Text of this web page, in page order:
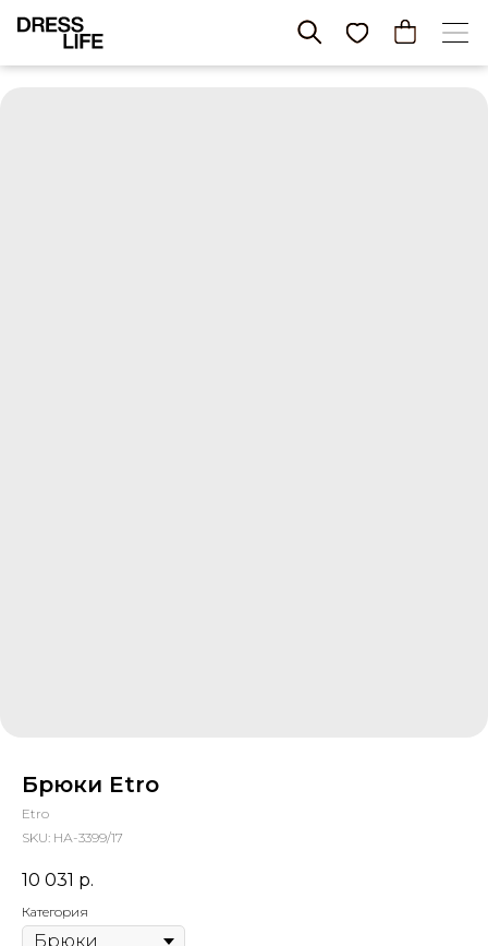
Брюки Etro
Etro
SKU: НА-3399/17
10 031 р.
Категория